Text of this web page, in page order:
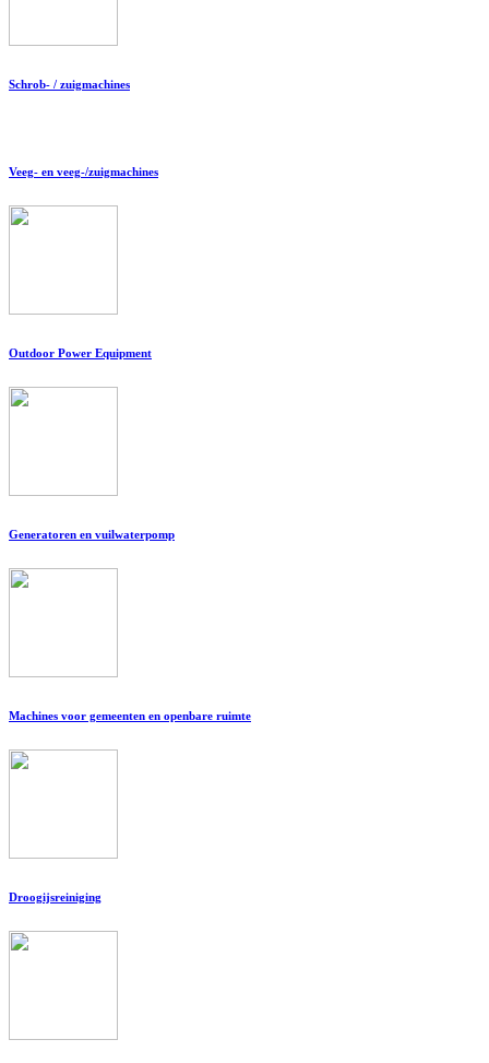
Schrob- / zuigmachines
Veeg- en veeg-/zuigmachines
Outdoor Power Equipment
Generatoren en vuilwaterpomp
Machines voor gemeenten en openbare ruimte
Droogijsreiniging